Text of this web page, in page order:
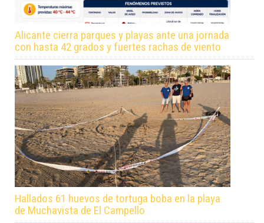
Alicante cierra parques y playas ante una jornada
con hasta 42 grados y fuertes rachas de viento
Hallados 61 huevos de tortuga boba en la playa
de Muchavista de El Campello